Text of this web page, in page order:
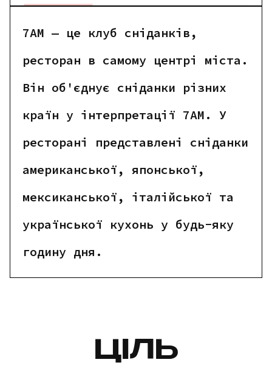
7АМ — це клуб сніданків,
ресторан в самому центрі міста.
Він об'єднує сніданки різних
країн у інтерпретації 7АМ. У
ресторані представлені сніданки
американської, японської,
мексиканської, італійської та
української кухонь у будь-яку
годину дня.
ЦІЛЬ